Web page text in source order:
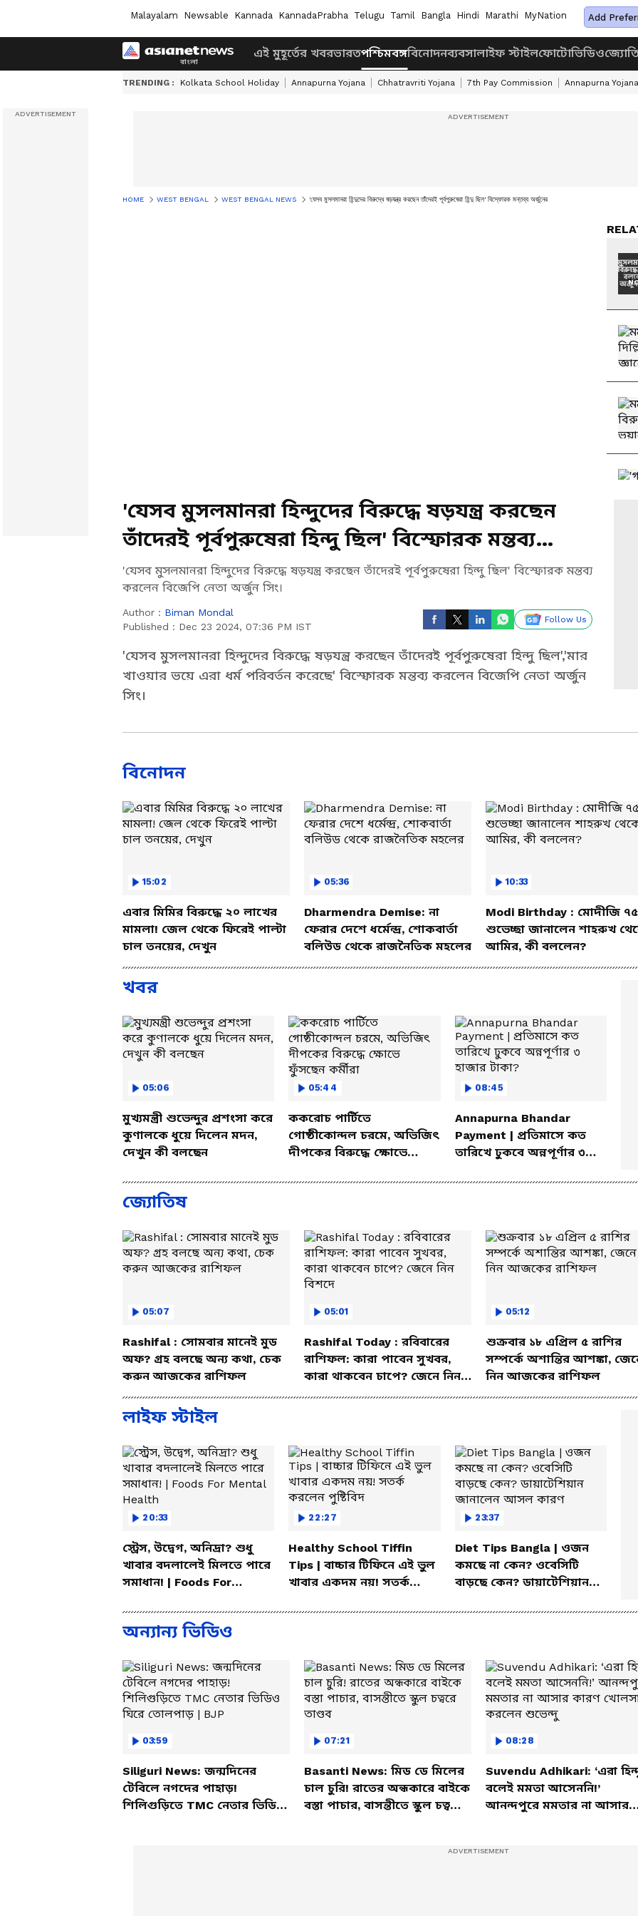
Malayalam Newsable Kannada KannadaPrabha Telugu Tamil Bangla Hindi Marathi MyNation Add
এই মুহূর্তের খবরভারতপশ্চিমবঙ্গবিনোদনব্যবসালাইফ স্টাইলফোটোভিডিও
TRENDING : Kolkata School Holiday Annapurna Yojana Chhatravriti Yojana 7th Pay Commission Annapurna
HOME WEST BENGAL WEST BENGAL NEWS 'যেসব মুসলমানরা হিন্দুদের বিরুদ্ধে ষড়যন্ত্র করছেন তাঁদেরই পূর্বপুরুষেরা হিন্দু ছিল' বিস্ফোরক মন্তব্য অর্জুনের
'যেসব মুসলমানরা হিন্দুদের বিরুদ্ধে ষড়যন্ত্র করছেন
তাঁদেরই পূর্বপুরুষেরা হিন্দু ছিল' বিস্ফোরক মন্তব্য
অর্জুনের
'যেসব মুসলমানরা হিন্দুদের বিরুদ্ধে ষড়যন্ত্র করছেন তাঁদেরই পূর্বপুরুষেরা হিন্দু ছিল' বিস্ফোরক মন্তব্য
করলেন বিজেপি নেতা অর্জুন সিং।
Author : Biman Mondal
Published : Dec 23 2024, 07:36 PM IST
Follow Us
'যেসব মুসলমানরা হিন্দুদের বিরুদ্ধে ষড়যন্ত্র করছেন তাঁদেরই পূর্বপুরুষেরা হিন্দু ছিল','মার
খাওয়ার ভয়ে এরা ধর্ম পরিবর্তন করেছে' বিস্ফোরক মন্তব্য করলেন বিজেপি নেতা অর্জুন
সিং।
বিনোদন
15:02
এবার মিমির বিরুদ্ধে ২০ লাখের
মামলা! জেল থেকে ফিরেই পাল্টা
চাল তনয়ের, দেখুন
05:36
Dharmendra Demise: না
ফেরার দেশে ধর্মেন্দ্র, শোকবার্তা
বলিউড থেকে রাজনৈতিক মহলের
10:33
Modi Birthday : মোদীজি
শুভেচ্ছা জানালেন শাহরুখ
আমির, কী বললেন?
খবর
05:06
মুখ্যমন্ত্রী শুভেন্দুর প্রশংসা করে
কুণালকে ধুয়ে দিলেন মদন,
দেখুন কী বলছেন
05:44
ককরোচ পার্টিতে
গোষ্ঠীকোন্দল চরমে, অভিজিৎ
দীপকের বিরুদ্ধে ক্ষোভে
08:45
Annapurna Bhandar
Payment | প্রতিমাসে কত
তারিখে ঢুকবে অন্নপূর্ণার ৩
জ্যোতিষ
05:07
Rashifal : সোমবার মানেই মুড
অফ? গ্রহ বলছে অন্য কথা, চেক
করুন আজকের রাশিফল
05:01
Rashifal Today : রবিবারের
রাশিফল: কারা পাবেন সুখবর,
কারা থাকবেন চাপে? জেনে নিন
05:12
শুক্রবার ১৮ এপ্রিল ৫ রাশির
সম্পর্কে অশান্তির আশঙ্কা,
নিন আজকের রাশিফল
লাইফ স্টাইল
20:33
স্ট্রেস, উদ্বেগ, অনিদ্রা? শুধু
খাবার বদলালেই মিলতে পারে
সমাধান! | Foods For
22:27
Healthy School Tiffin
Tips | বাচ্চার টিফিনে এই ভুল
খাবার একদম নয়! সতর্ক
23:37
Diet Tips Bangla | ওজন
কমছে না কেন? ওবেসিটি
বাড়ছে কেন? ডায়াটেশিয়ান
অন্যান্য ভিডিও
03:59
Siliguri News: জন্মদিনের
টেবিলে নগদের পাহাড়!
শিলিগুড়িতে TMC নেতার ভিডিও
07:21
Basanti News: মিড ডে মিলের
চাল চুরি! রাতের অন্ধকারে বাইকে
বস্তা পাচার, বাসন্তীতে স্কুল চত্বরে
08:28
Suvendu Adhikari: ‘এরা
বলেই মমতা আসেননি!’
আনন্দপুরে মমতার না আসার